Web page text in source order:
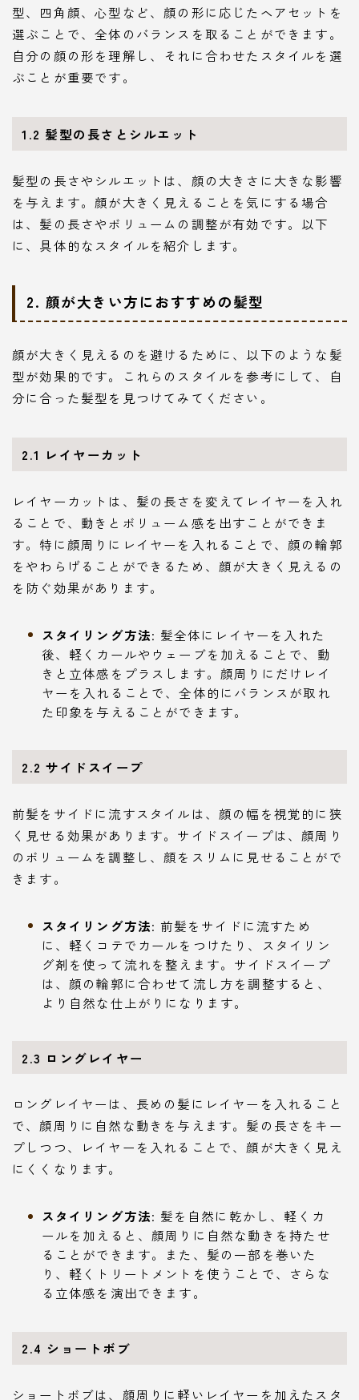
型、四角顔、心型など、顔の形に応じたヘアセットを
選ぶことで、全体のバランスを取ることができます。
自分の顔の形を理解し、それに合わせたスタイルを選
ぶことが重要です。
1.2 髪型の長さとシルエット
髪型の長さやシルエットは、顔の大きさに大きな影響
を与えます。顔が大きく見えることを気にする場合
は、髪の長さやボリュームの調整が有効です。以下
に、具体的なスタイルを紹介します。
2. 顔が大きい方におすすめの髪型
顔が大きく見えるのを避けるために、以下のような髪
型が効果的です。これらのスタイルを参考にして、自
分に合った髪型を見つけてみてください。
2.1 レイヤーカット
レイヤーカットは、髪の長さを変えてレイヤーを入れ
ることで、動きとボリューム感を出すことができま
す。特に顔周りにレイヤーを入れることで、顔の輪郭
をやわらげることができるため、顔が大きく見えるの
を防ぐ効果があります。
スタイリング方法: 髪全体にレイヤーを入れた
後、軽くカールやウェーブを加えることで、動
きと立体感をプラスします。顔周りにだけレイ
ヤーを入れることで、全体的にバランスが取れ
た印象を与えることができます。
2.2 サイドスイープ
前髪をサイドに流すスタイルは、顔の幅を視覚的に狭
く見せる効果があります。サイドスイープは、顔周り
のボリュームを調整し、顔をスリムに見せることがで
きます。
スタイリング方法: 前髪をサイドに流すため
に、軽くコテでカールをつけたり、スタイリン
グ剤を使って流れを整えます。サイドスイープ
は、顔の輪郭に合わせて流し方を調整すると、
より自然な仕上がりになります。
2.3 ロングレイヤー
ロングレイヤーは、長めの髪にレイヤーを入れること
で、顔周りに自然な動きを与えます。髪の長さをキー
プしつつ、レイヤーを入れることで、顔が大きく見え
にくくなります。
スタイリング方法: 髪を自然に乾かし、軽くカ
ールを加えると、顔周りに自然な動きを持たせ
ることができます。また、髪の一部を巻いた
り、軽くトリートメントを使うことで、さらな
る立体感を演出できます。
2.4 ショートボブ
ショートボブは、顔周りに軽いレイヤーを加えたスタ